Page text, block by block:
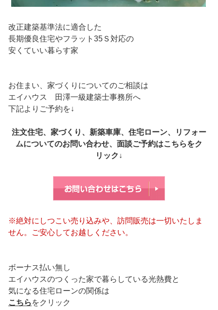
改正建築基準法に適合した
長期優良住宅やフラット35Ｓ対応の
安くていい暮らす家
お住まい、家づくりについてのご相談は
エイハウス 田澤一級建築士事務所へ
下記よりご予約を↓
注文住宅、家づくり、新築車庫、住宅ローン、リフォー
ムについてのお問い合わせ、面談ご予約はこちらをク
リック↓
※絶対にしつこい売り込みや、訪問販売は一切いたしま
せん。ご安心してお越しください。
ボーナス払い無し
エイハウスのつくった家で暮らしている光熱費と
気になる住宅ローンの関係は
こちら をクリック